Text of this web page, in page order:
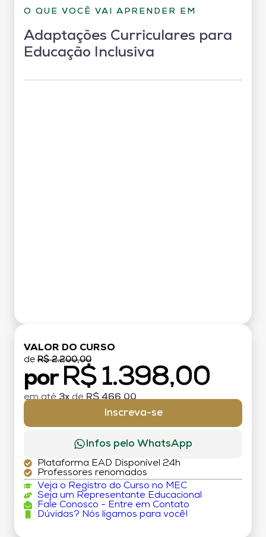
O QUE VOCÊ VAI APRENDER EM
Adaptações Curriculares para
Educação Inclusiva
VALOR DO CURSO
de R$ 2.200,00
por R$ 1.398,00
em até3xdeR$ 466,00
Inscreva-se
Infos pelo WhatsApp
Plataforma EAD Disponível 24h
Professores renomados
Veja o Registro do Curso no MEC
Seja um Representante Educacional
Fale Conosco - Entre em Contato
Dúvidas? Nós ligamos para você!